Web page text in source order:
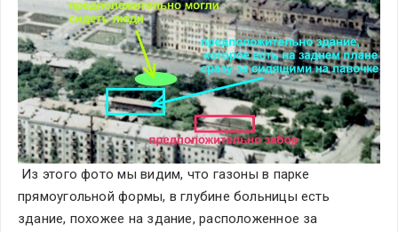
Из этого фото мы видим, что газоны в парке
прямоугольной формы, в глубине больницы есть
здание, похожее на здание, расположенное за